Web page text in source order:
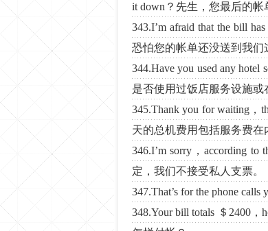
it down？先生，您最后的帐
343.I’m afraid that the bill
恐怕您的帐单还没送到我们
344.Have you used any hotel
是否使用过饭店服务设施或
345.Thank you for waiting，
天的总机费用包括服务费在
346.I’m sorry，according to
定，我们不接受私人支票。
347.That’s for the phone
348.Your bill totals ＄2400